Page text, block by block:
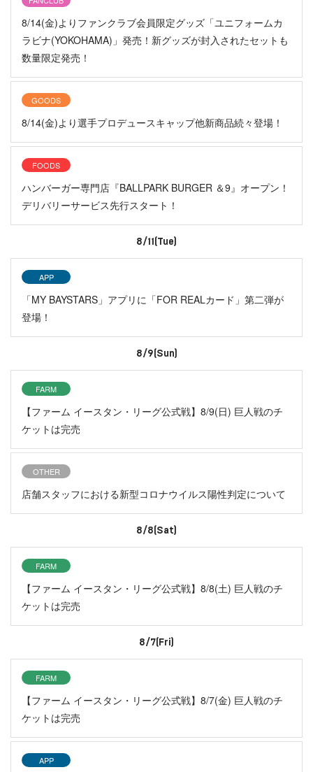
8/14(金)よりファンクラブ会員限定グッズ「ユニフォームカ
ラビナ(YOKOHAMA)」発売！新グッズが封入されたセットも
数量限定発売！
GOODS
8/14(金)より選手プロデュースキャップ他新商品続々登場！
FOODS
ハンバーガー専門店『BALLPARK BURGER ＆9』オープン！
デリバリーサービス先行スタート！
8/11(Tue)
APP
「MY BAYSTARS」アプリに「FOR REALカード」第二弾が
登場！
8/9(Sun)
FARM
【ファーム イースタン・リーグ公式戦】8/9(日) 巨人戦のチ
ケットは完売
OTHER
店舗スタッフにおける新型コロナウイルス陽性判定について
8/8(Sat)
FARM
【ファーム イースタン・リーグ公式戦】8/8(土) 巨人戦のチ
ケットは完売
8/7(Fri)
FARM
【ファーム イースタン・リーグ公式戦】8/7(金) 巨人戦のチ
ケットは完売
APP